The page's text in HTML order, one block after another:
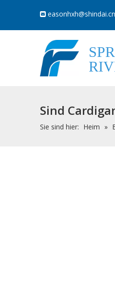
 easonhxh@shindai.cn
Sind
Sie sind hier: Heim »